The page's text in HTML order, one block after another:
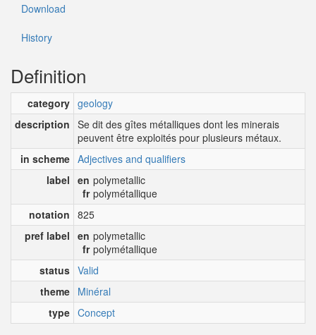
Download
History
Definition
category geology
description Se dit des gîtes métalliques dont les minerais
peuvent être exploités pour plusieurs métaux.
in scheme Adjectives and qualifiers
label en polymetallic
fr polymétallique
notation 825
pref label en polymetallic
fr polymétallique
status Valid
theme Minéral
type Concept